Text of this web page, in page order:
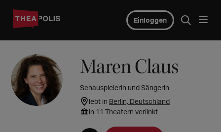
Einloggen
Maren Claus
Schauspielerin und Sängerin
lebt in Berlin, Deutschland
in 11 Theatern verlinkt